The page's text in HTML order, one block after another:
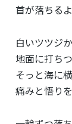
首が落ちる
白いツツジ
地面に打ち
そっと海に
痛みと悟り